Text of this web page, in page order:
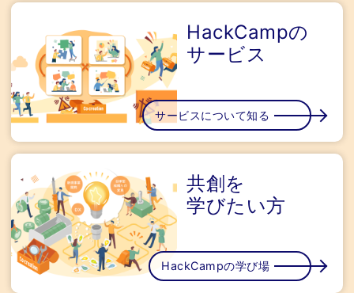
HackCampの
サービス
サービスについて知る
共創を
学びたい方
HackCampの学び場